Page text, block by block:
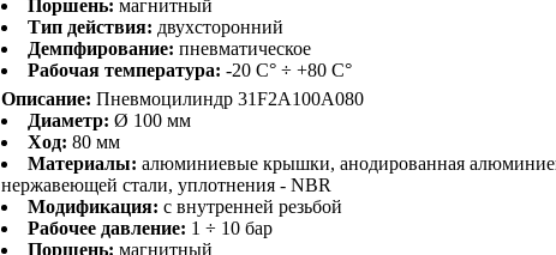
Поршень: магнитный
Тип действия: двухсторонний
Демпфирование: пневматическое
Рабочая температура: -20 С° ÷ +80 С°
Описание: Пневмоцилиндр 31F2A100A080
Диаметр: Ø 100 мм
Ход: 80 мм
Материалы: алюминиевые крышки, анодированная
нержавеющей стали, уплотнения - NBR
Модификация: с внутренней резьбой
Рабочее давление: 1 ÷ 10 бар
Поршень: магнитный